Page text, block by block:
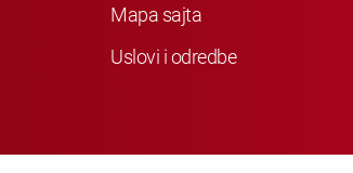
Mapa sajta
Uslovi i odredbe